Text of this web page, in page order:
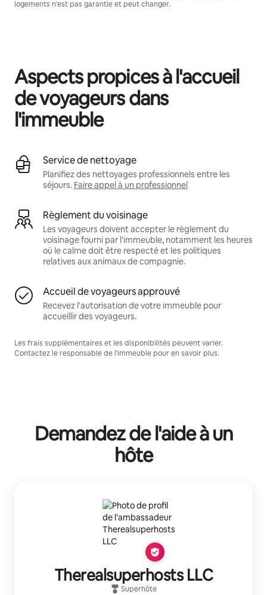
logements n'est pas garantie et peut changer.
Aspects propices à l'accueil
de voyageurs dans
l'immeuble
Service de nettoyage
Planifiez des nettoyages professionnels entre les
séjours. Faire appel à un professionnel
Règlement du voisinage
Les voyageurs doivent accepter le règlement du
voisinage fourni par l'immeuble, notamment les heures
où le calme doit être respecté et les politiques
relatives aux animaux de compagnie.
Accueil de voyageurs approuvé
Recevez l'autorisation de votre immeuble pour
accueillir des voyageurs.
Les frais supplémentaires et les disponibilités peuvent varier.
Contactez le responsable de l'immeuble pour en savoir plus.
Demandez de l'aide à un
hôte
Therealsuperhosts LLC
Superhôte